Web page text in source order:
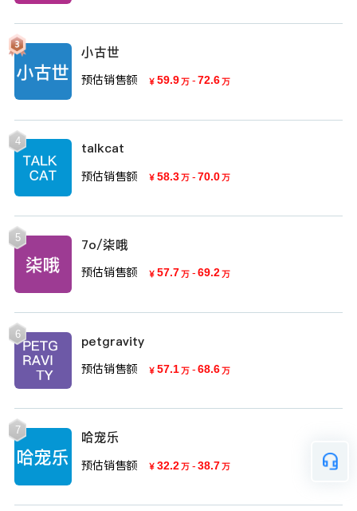
小古世
预估销售额 ￥ 59.9万 - 72.6万
4 talkcat
预估销售额 ￥ 58.3万 - 70.0万
5 7o/柒哦
预估销售额 ￥ 57.7万 - 69.2万
6 petgravity
预估销售额 ￥ 57.1万 - 68.6万
7 哈宠乐
预估销售额 ￥ 32.2万 - 38.7万